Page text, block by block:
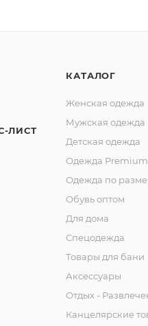
ЛИСТ
КАТАЛОГ
Женская одежда
Мужская одежда
Детская одежда
Одежда Premium
Одежда по
Обувь оптом
Для дома
Спецодежда
Товары для бани
Аксессуары
Отдых -
Канцелярские